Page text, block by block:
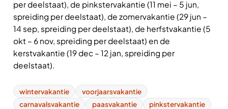
per deelstaat), de pinkstervakantie (11 mei – 5 jun,
spreiding per deelstaat), de zomervakantie (29 jun –
14 sep, spreiding per deelstaat), de herfstvakantie (5
okt – 6 nov, spreiding per deelstaat) en de
kerstvakantie (19 dec – 12 jan, spreiding per
deelstaat).
wintervakantie
voorjaarsvakantie
carnavalsvakantie
paasvakantie
pinkstervakantie